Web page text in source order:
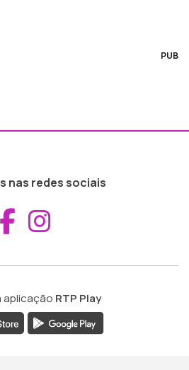
PUB
nas redes sociais
Aceder ao
aplicação RTP Play